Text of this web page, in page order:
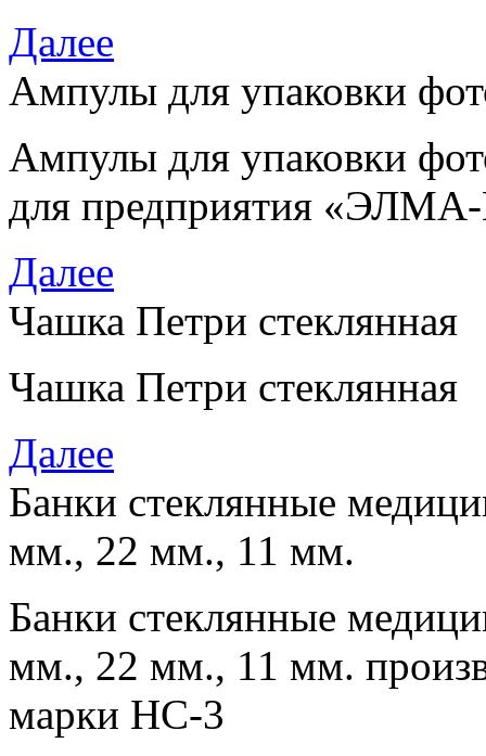
Далее
Ампулы для упаковки
Ампулы для упаковки
для предприятия «
Далее
Чашка Петри стеклянная
Чашка Петри стеклянная
Далее
Банки стеклянные
мм., 22 мм., 11 мм.
Банки стеклянные
мм., 22 мм., 11 мм.
марки НС-3